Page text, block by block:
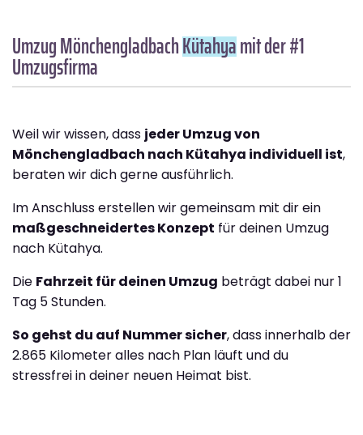
Umzug MönchengladbachKütahyamit der #1
Umzugsfirma
Weil wir wissen, dass jeder Umzug von
Mönchengladbach nach Kütahya individuell ist,
beraten wir dich gerne ausführlich.
Im Anschluss erstellen wir gemeinsam mit dir ein
maßgeschneidertes Konzept für deinen Umzug
nach Kütahya.
Die Fahrzeit für deinen Umzug beträgt dabei nur 1
Tag 5 Stunden.
So gehst du auf Nummer sicher, dass innerhalb der
2.865 Kilometer alles nach Plan läuft und du
stressfrei in deiner neuen Heimat bist.